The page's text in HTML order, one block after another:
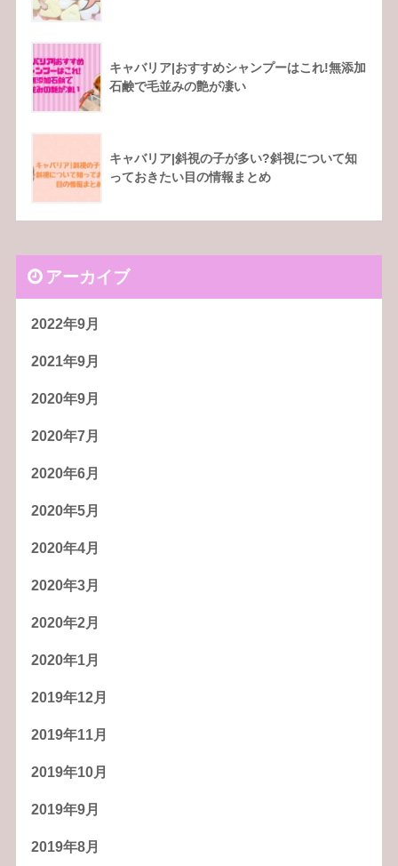
キャバリア|おすすめシャンプーはこれ!無添加
石鹸で毛並みの艶が凄い
キャバリア|斜視の子が多い?斜視について知
っておきたい目の情報まとめ
アーカイブ
2022年9月
2021年9月
2020年9月
2020年7月
2020年6月
2020年5月
2020年4月
2020年3月
2020年2月
2020年1月
2019年12月
2019年11月
2019年10月
2019年9月
2019年8月